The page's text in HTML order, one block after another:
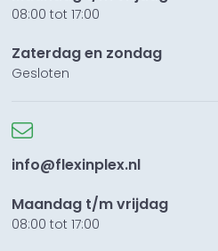
08:00 tot 17:00
Zaterdag en zondag
Gesloten
info@flexinplex.nl
Maandag t/m vrijdag
08:00 tot 17:00